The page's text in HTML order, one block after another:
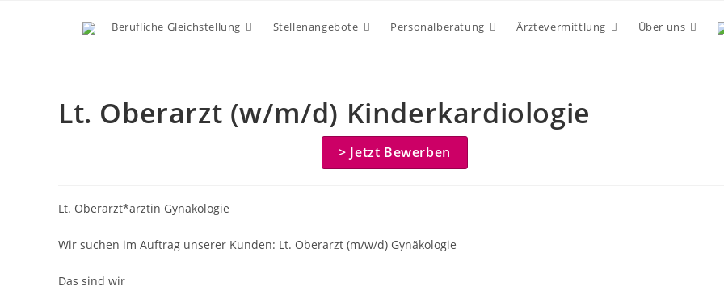
Berufliche Gleichstellung Stellenangebote Personalberatung Ärztevermittlung Über uns
Lt. Oberarzt (w/m/d) Kinderkardiologie
> Jetzt Bewerben
Lt. Oberarzt*ärztin Gynäkologie
Wir suchen im Auftrag unserer Kunden: Lt. Oberarzt (m/w/d) Gynäkologie
Das sind wir